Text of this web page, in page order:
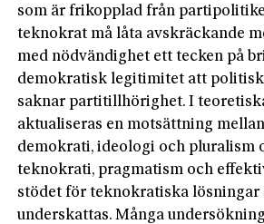
som är frikopplad från
teknokrat må låta avskräckande
med nödvändighet ett tecken på
demokratisk legitimitet att
saknar partitillhörighet. I
aktualiseras en motsättning
demokrati, ideologi och pluralism
teknokrati, pragmatism och
stödet för teknokratiska lösningar
underskattas. Många